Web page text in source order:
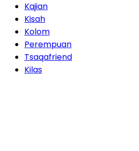
Kajian
Kisah
Kolom
Perempuan
Tsaqafriend
Kilas